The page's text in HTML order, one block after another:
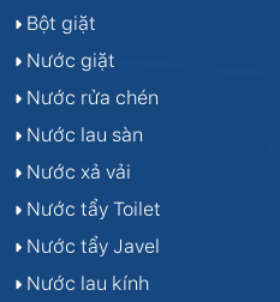
Bột giặt
Nước giặt
Nước rửa chén
Nước lau sàn
Nước xả vải
Nước tẩy Toilet
Nước tẩy Javel
Nước lau kính